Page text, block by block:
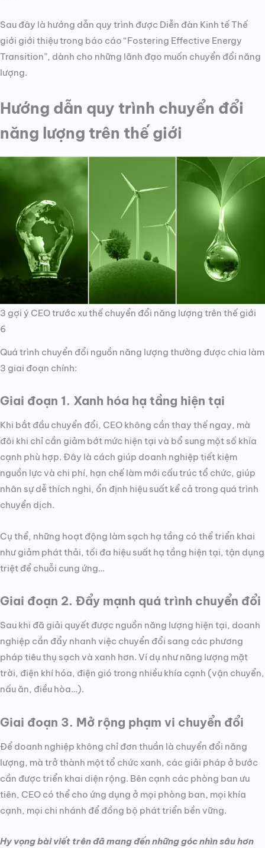
Sau đây là hướng dẫn quy trình được Diễn đàn Kinh tế Thế
giới giới thiệu trong báo cáo “Fostering Effective Energy
Transition”, dành cho những lãnh đạo muốn chuyển đổi năng
lượng.
Hướng dẫn quy trình chuyển đổi
năng lượng trên thế giới
3 gợi ý CEO trước xu thế chuyển đổi năng lượng trên thế giới
6
Quá trình chuyển đổi nguồn năng lượng thường được chia làm
3 giai đoạn chính:
Giai đoạn 1. Xanh hóa hạ tầng hiện tại
Khi bắt đầu chuyển đổi, CEO không cần thay thế ngay, mà
đôi khi chỉ cần giảm bớt mức hiện tại và bổ sung một số khía
cạnh phù hợp. Đây là cách giúp doanh nghiệp tiết kiệm
nguồn lực và chi phí, hạn chế làm mới cấu trúc tổ chức, giúp
nhân sự dễ thích nghi, ổn định hiệu suất kể cả trong quá trình
chuyển dịch.
Cụ thể, những hoạt động làm sạch hạ tầng có thể triển khai
như giảm phát thải, tối đa hiệu suất hạ tầng hiện tại, tận dụng
triệt để chuỗi cung ứng…
Giai đoạn 2. Đẩy mạnh quá trình chuyển đổi
Sau khi đã giải quyết được nguồn năng lượng hiện tại, doanh
nghiệp cần đẩy nhanh việc chuyển đổi sang các phương
pháp tiêu thụ sạch và xanh hơn. Ví dụ như năng lượng mặt
trời, điện khí hóa, điện gió trong nhiều khía cạnh (vận chuyển,
nấu ăn, điều hòa…).
Giai đoạn 3. Mở rộng phạm vi chuyển đổi
Để doanh nghiệp không chỉ đơn thuần là chuyển đổi năng
lượng, mà trở thành một tổ chức xanh, các giải pháp ở bước
cần được triển khai diện rộng. Bên cạnh các phòng ban ưu
tiên, CEO có thể cho ứng dụng ở mọi phòng ban, mọi khía
cạnh, mọi chi nhánh để đồng bộ phát triển bền vững.
Hy vọng bài viết trên đã mang đến những góc nhìn sâu hơn